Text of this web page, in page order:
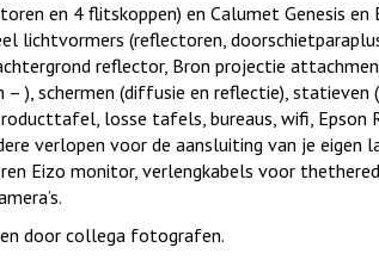
en 4 flitskoppen) en Calumet Genesis en
lichtvormers (reflectoren,
reflector, Bron projectie
), schermen (diffusie en reflectie), statieven
losse tafels, bureaus, wifi, Epson
verlopen voor de aansluiting van je eigen
Eizo monitor, verlengkabels voor
door collega fotografen.